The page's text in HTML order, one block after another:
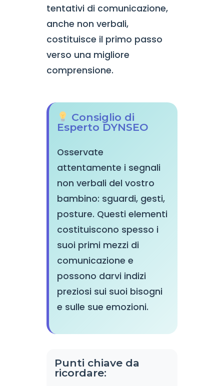
tentativi di comunicazione,
anche non verbali,
costituisce il primo passo
verso una migliore
comprensione.
Consiglio di
Esperto DYNSEO
Osservate
attentamente i segnali
non verbali del vostro
bambino: sguardi, gesti,
posture. Questi elementi
costituiscono spesso i
suoi primi mezzi di
comunicazione e
possono darvi indizi
preziosi sui suoi bisogni
e sulle sue emozioni.
Punti chiave da
ricordare: